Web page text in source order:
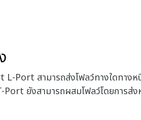
L-Port สามารถส่งโฟลว์ทางใดทา
ยังสามารถผสมโฟลว์โดยการส่